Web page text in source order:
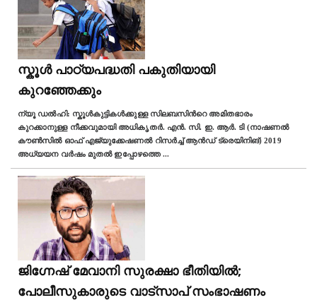
സ്കൂള്‍ പാഠ്യപദ്ധതി പകുതിയായി
കുറഞ്ഞേക്കും
ന്യൂ ഡല്‍ഹി: സ്കൂള്‍കുട്ടികള്‍ക്കുള്ള സിലബസിന്‍റെ അമിതഭാരം
കുറക്കാനുള്ള നീക്കവുമായി അധികൃതർ. എൻ. സി. ഇ. ആർ. ടി (നാഷണൽ
കൗൺസിൽ ഓഫ് എജ്യുക്കേഷണൽ റിസർച്ച് ആൻഡ് ട്രെയിനിങ്) 2019
അധ്യയന വർഷം മുതൽ ഇപ്പോഴത്തെ ...
ജിഗ്നേഷ് മേവാനി സുരക്ഷാ ഭീതിയില്‍;
പോലീസുകാരുടെ വാട്സാപ് സംഭാഷണം